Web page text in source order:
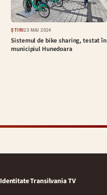
ȘTIRI23 MAI 2024
Sistemul de bike sharing, testat în
municipiul Hunedoara
Identitate Transilvania TV